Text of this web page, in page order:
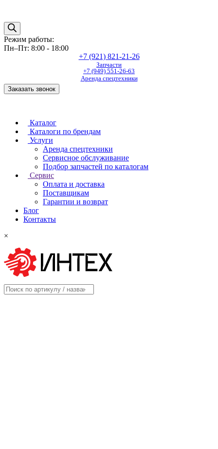
Режим работы:
Пн–Пт: 8:00 - 18:00
+7 (921) 821-21-26
Запчасти
+7 (949) 551-26-63
Аренда спецтехники
Заказать звонок
Каталог
Каталоги по брендам
Услуги
Аренда спецтехники
Сервисное обслуживание
Подбор запчастей по каталогам
Сервис
Оплата и доставка
Поставщикам
Гарантии и возврат
Блог
Контакты
×